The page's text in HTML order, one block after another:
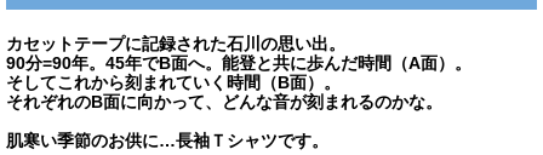
カセットテープに記録された石川の思い出。
90分=90年。45年でB面へ。能登と共に歩んだ時間（A面）。
そしてこれから刻まれていく時間（B面）。
それぞれのB面に向かって、どんな音が刻まれるのかな。
肌寒い季節のお供に…長袖Ｔシャツです。